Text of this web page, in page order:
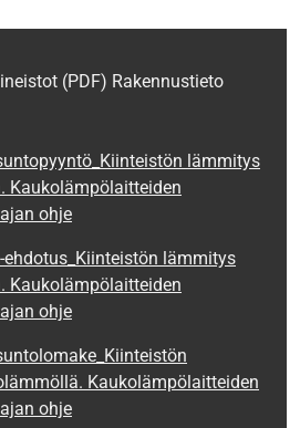
(PDF) Rakennustieto
lämmitys
Kaukolämpölaitteiden
ohje
ehdotus_Kiinteistön lämmitys
Kaukolämpölaitteiden
ohje
Kaukolämpölaitteiden
ohje